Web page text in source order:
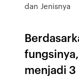
dan Jenisnya
menjadi